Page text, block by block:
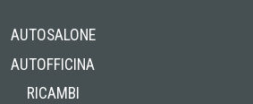
AUTOSALONE
AUTOFFICINA
RICAMBI